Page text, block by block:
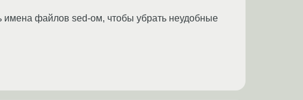
имена файлов sed-ом, чтобы убрать неудобные